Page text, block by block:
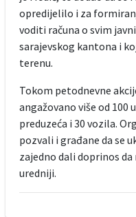
opredijelilo i za
voditi računa o svim
sarajevskog kantona i
terenu.
Tokom petodnevne
angažovano više od 100
preduzeća i 30 vozila.
pozvali i građane da se
zajedno dali doprinos
uredniji.